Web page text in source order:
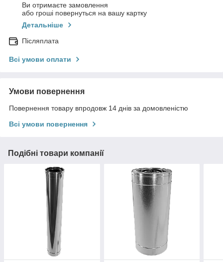
Ви отримаєте замовлення
або гроші повернуться на вашу картку
Детальніше
Післяплата
Всі умови оплати
Умови повернення
Повернення товару впродовж 14 днів за домовленістю
Всі умови повернення
Подібні товари компанії